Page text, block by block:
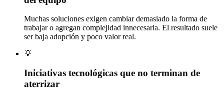
Muchas soluciones exigen cambiar demasiado la forma de
trabajar o agregan complejidad innecesaria. El resultado suele
ser baja adopción y poco valor real.
💡
Iniciativas tecnológicas que no terminan de
aterrizar